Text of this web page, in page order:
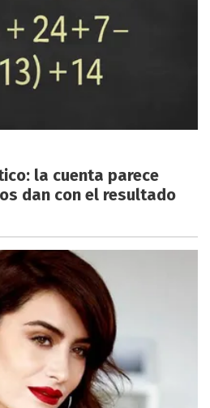
la cuenta parece
dan con el resultado